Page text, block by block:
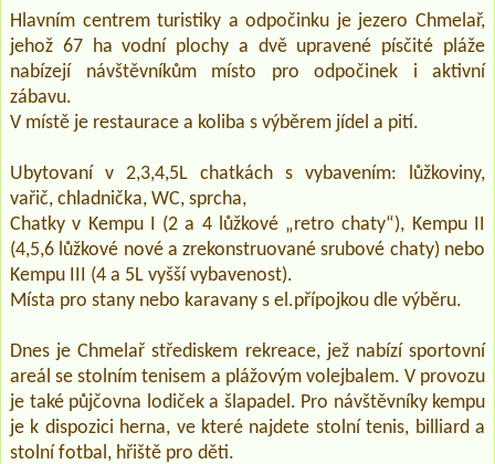
Hlavním centrem turistiky a odpočinku je jezero Chmelař,
jehož 67 ha vodní plochy a dvě upravené písčité pláže
nabízejí návštěvníkům místo pro odpočinek i aktivní
zábavu.
V místě je restaurace a koliba s výběrem jídel a pití.
Ubytovaní v 2,3,4,5L chatkách s vybavením: lůžkoviny,
vařič, chladnička, WC, sprcha,
Chatky v Kempu I (2 a 4 lůžkové „retro chaty“), Kempu II
(4,5,6 lůžkové nové a zrekonstruované srubové chaty) nebo
Kempu III (4 a 5L vyšší vybavenost).
Místa pro stany nebo karavany s el.přípojkou dle výběru.
Dnes je Chmelař střediskem rekreace, jež nabízí sportovní
areál se stolním tenisem a plážovým volejbalem. V provozu
je také půjčovna lodiček a šlapadel. Pro návštěvníky kempu
je k dispozici herna, ve které najdete stolní tenis, billiard a
stolní fotbal, hřiště pro děti.